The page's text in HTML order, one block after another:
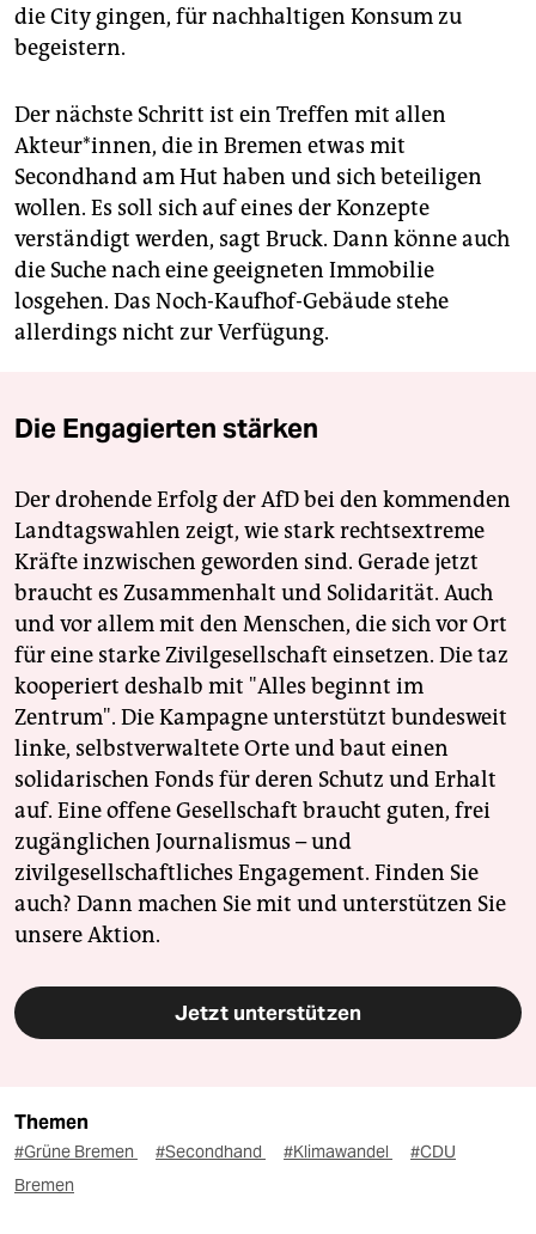
die City gingen, für nachhaltigen Konsum zu
begeistern.
Der nächste Schritt ist ein Treffen mit allen
Akteur*innen, die in Bremen etwas mit
Secondhand am Hut haben und sich beteiligen
wollen. Es soll sich auf eines der Konzepte
verständigt werden, sagt Bruck. Dann könne auch
die Suche nach eine geeigneten Immobilie
losgehen. Das Noch-Kaufhof-Gebäude stehe
allerdings nicht zur Verfügung.
Die Engagierten stärken
Der drohende Erfolg der AfD bei den kommenden
Landtagswahlen zeigt, wie stark rechtsextreme
Kräfte inzwischen geworden sind. Gerade jetzt
braucht es Zusammenhalt und Solidarität. Auch
und vor allem mit den Menschen, die sich vor Ort
für eine starke Zivilgesellschaft einsetzen. Die taz
kooperiert deshalb mit "Alles beginnt im
Zentrum". Die Kampagne unterstützt bundesweit
linke, selbstverwaltete Orte und baut einen
solidarischen Fonds für deren Schutz und Erhalt
auf. Eine offene Gesellschaft braucht guten, frei
zugänglichen Journalismus – und
zivilgesellschaftliches Engagement. Finden Sie
auch? Dann machen Sie mit und unterstützen Sie
unsere Aktion.
Jetzt unterstützen
Themen
#Grüne Bremen #Secondhand #Klimawandel
#CDU
Bremen